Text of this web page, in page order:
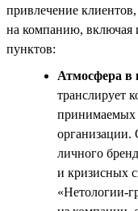
привлечение
на компанию, включая
пунктов:
Атмосфера в
транслирует
принимаемых
организации.
личного
и кризисных
«Нетологии-